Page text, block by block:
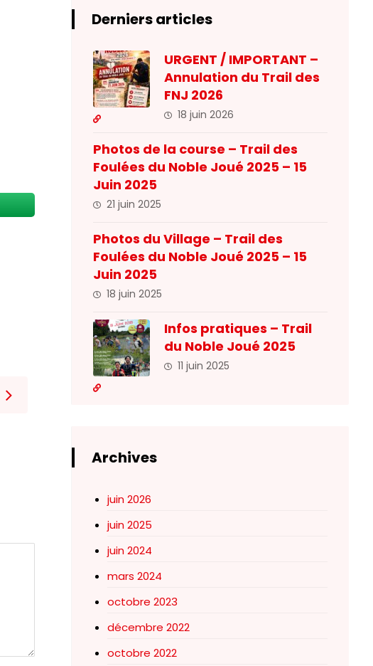
Derniers articles
URGENT / IMPORTANT –
Annulation du Trail des
FNJ 2026
18 juin 2026
Photos de la course – Trail des
Foulées du Noble Joué 2025 – 15
Juin 2025
21 juin 2025
Photos du Village – Trail des
Foulées du Noble Joué 2025 – 15
Juin 2025
18 juin 2025
Infos pratiques – Trail
du Noble Joué 2025
11 juin 2025
Archives
juin 2026
juin 2025
juin 2024
mars 2024
octobre 2023
décembre 2022
octobre 2022